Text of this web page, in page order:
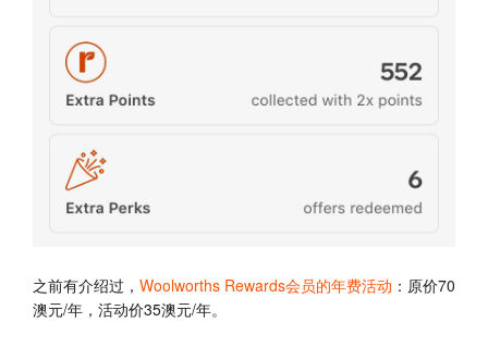
之前有介绍过， Woolworths Rewards会员的年费活动 ：原价70
澳元/年，活动价35澳元/年。